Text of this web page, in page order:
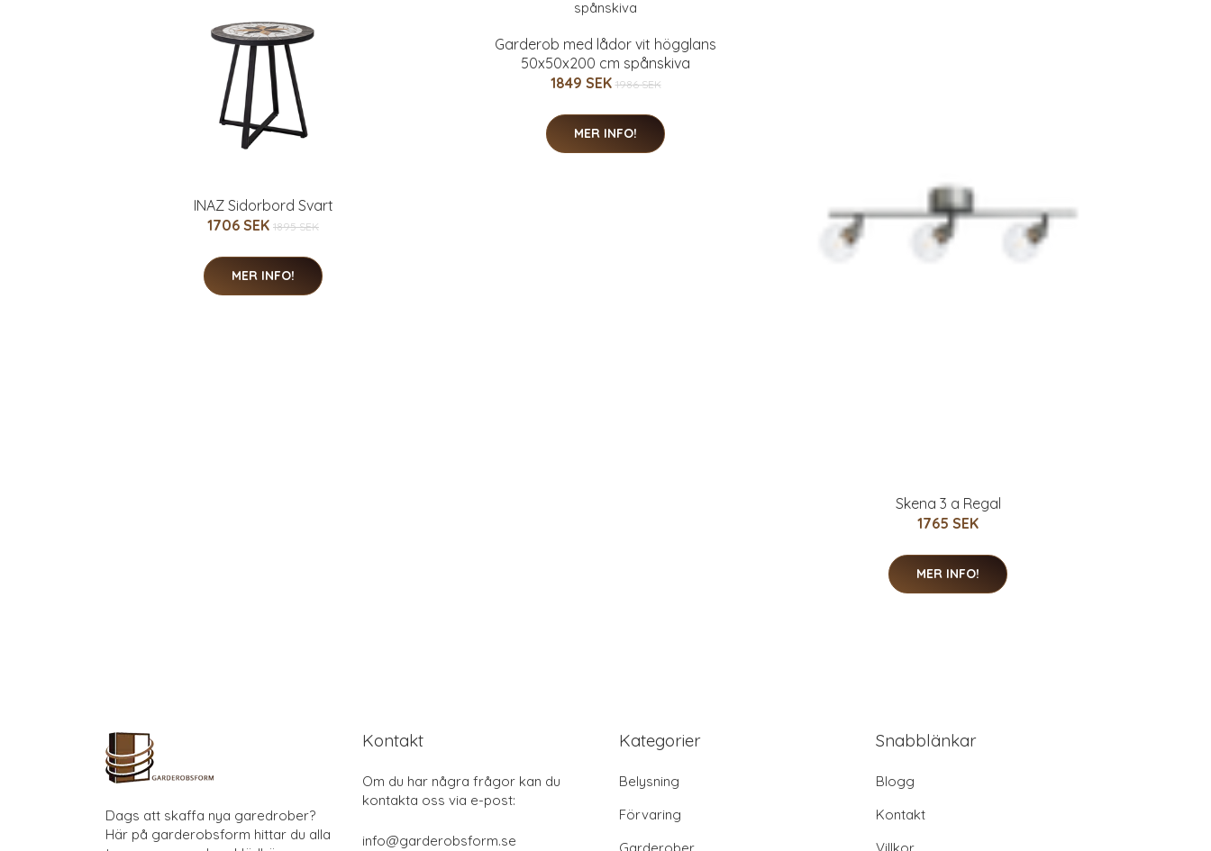
INAZ Sidorbord Svart
1706 SEK 1895 SEK
MER INFO!
Garderob med lådor vit högglans
50x50x200 cm spånskiva
1849 SEK 1986 SEK
MER INFO!
Skena 3 a Regal
1765 SEK
MER INFO!
Dags att skaffa nya garedrober?
Här på garderobsform hittar du alla
Kontakt
Om du har några frågor kan du
kontakta oss via e-post:
info@garderobsform.se
Kategorier
Belysning
Förvaring
Snabblänkar
Blogg
Kontakt